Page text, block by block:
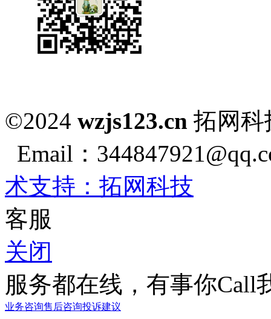
©2024 wzjs123.cn 拓网
Email：
术支持：拓网科技
客服
关闭
服务都在线，有事你Call
业务咨询售后咨询投诉建议